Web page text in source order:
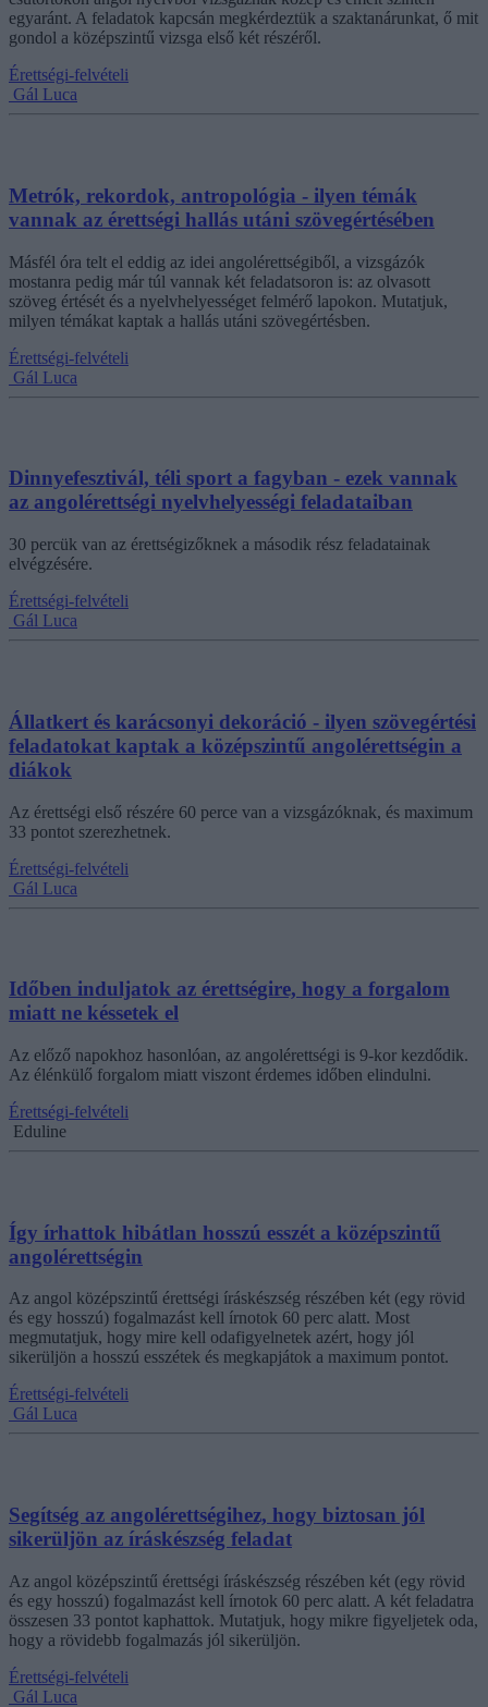
egyaránt. A feladatok kapcsán megkérdeztük a szaktanárunkat, ő mit
gondol a középszintű vizsga első két részéről.
Érettségi-felvételi
Gál Luca
Metrók, rekordok, antropológia - ilyen témák
vannak az érettségi hallás utáni szövegértésében
Másfél óra telt el eddig az idei angolérettségiből, a vizsgázók
mostanra pedig már túl vannak két feladatsoron is: az olvasott
szöveg értését és a nyelvhelyességet felmérő lapokon. Mutatjuk,
milyen témákat kaptak a hallás utáni szövegértésben.
Érettségi-felvételi
Gál Luca
Dinnyefesztivál, téli sport a fagyban - ezek vannak
az angolérettségi nyelvhelyességi feladataiban
30 percük van az érettségizőknek a második rész feladatainak
elvégzésére.
Érettségi-felvételi
Gál Luca
Állatkert és karácsonyi dekoráció - ilyen szövegértési
feladatokat kaptak a középszintű angolérettségin a
diákok
Az érettségi első részére 60 perce van a vizsgázóknak, és maximum
33 pontot szerezhetnek.
Érettségi-felvételi
Gál Luca
Időben induljatok az érettségire, hogy a forgalom
miatt ne késsetek el
Az előző napokhoz hasonlóan, az angolérettségi is 9-kor kezdődik.
Az élénkülő forgalom miatt viszont érdemes időben elindulni.
Érettségi-felvételi
Eduline
Így írhattok hibátlan hosszú esszét a középszintű
angolérettségin
Az angol középszintű érettségi íráskészség részében két (egy rövid
és egy hosszú) fogalmazást kell írnotok 60 perc alatt. Most
megmutatjuk, hogy mire kell odafigyelnetek azért, hogy jól
sikerüljön a hosszú esszétek és megkapjátok a maximum pontot.
Érettségi-felvételi
Gál Luca
Segítség az angolérettségihez, hogy biztosan jól
sikerüljön az íráskészség feladat
Az angol középszintű érettségi íráskészség részében két (egy rövid
és egy hosszú) fogalmazást kell írnotok 60 perc alatt. A két feladatra
összesen 33 pontot kaphattok. Mutatjuk, hogy mikre figyeljetek oda,
hogy a rövidebb fogalmazás jól sikerüljön.
Érettségi-felvételi
Gál Luca